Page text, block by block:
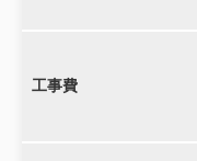
工事費